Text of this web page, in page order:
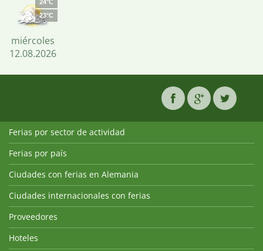
24°C
23°C
miércoles
12.08.2026
Ferias por sector de actividad
Ferias por país
Ciudades con ferias en Alemania
Ciudades internacionales con ferias
Proveedores
Hoteles